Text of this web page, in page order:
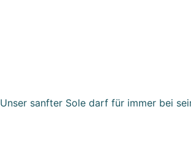
Unser sanfter Sole darf für immer bei